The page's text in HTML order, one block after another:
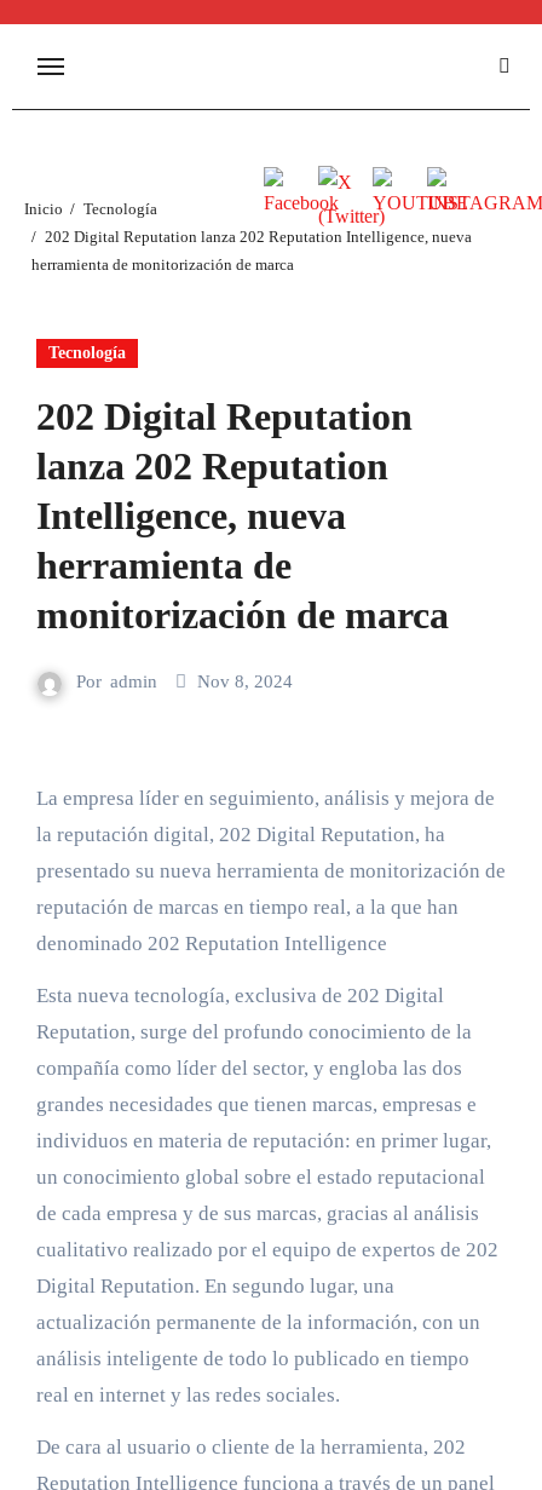
Inicio
Tecnología
202 Digital Reputation lanza 202 Reputation Intelligence, nueva
herramienta de monitorización de marca
Tecnología
202 Digital Reputation
lanza 202 Reputation
Intelligence, nueva
herramienta de
monitorización de marca
Por admin Nov 8, 2024
La empresa líder en seguimiento, análisis y mejora de
la reputación digital, 202 Digital Reputation, ha
presentado su nueva herramienta de monitorización de
reputación de marcas en tiempo real, a la que han
denominado 202 Reputation Intelligence
Esta nueva tecnología, exclusiva de 202 Digital
Reputation, surge del profundo conocimiento de la
compañía como líder del sector, y engloba las dos
grandes necesidades que tienen marcas, empresas e
individuos en materia de reputación: en primer lugar,
un conocimiento global sobre el estado reputacional
de cada empresa y de sus marcas, gracias al análisis
cualitativo realizado por el equipo de expertos de 202
Digital Reputation. En segundo lugar, una
actualización permanente de la información, con un
análisis inteligente de todo lo publicado en tiempo
real en internet y las redes sociales.
De cara al usuario o cliente de la herramienta, 202
Reputation Intelligence funciona a través de un panel